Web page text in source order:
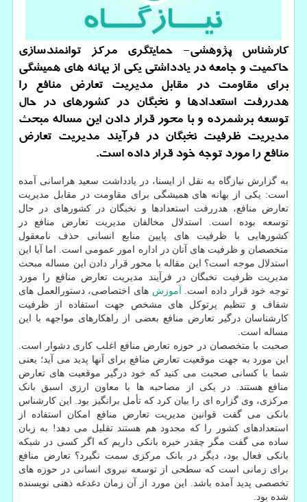
کارشناس پژوهشی- حمایتگری مرکز توانمندسازی
حاکمیت و جامعه در یادداشتی یکی از بهانه های همیشگی
برای مقاومت در مقابل مدیریت تعارض منافع را
هدررفت استعدادها و نخبگان در کشورهای در حال
توسعه برشمرده و با محور قرار دادن این مساله مبحث
مدیریت ظرفیت نخبگان در فرآیند مدیریت تعارض
منافع را مورد توجه خود قرار داده است.
به گزارش نیازگاه به نقل از ایسنا، در یادداشت سعید هراسانی آمده
است: یکی از بهانه های همیشگی برای مقاومت در مقابل مدیریت
تعارض منافع، هدررفت استعدادها و نخبگان در کشورهای در حال
توسعه بوده است. استدلال مخالفان مدیریت تعارض منافع در
کشورهایی با ظرفیت های پایین منابع انسانی حذف نامعقول
متخصصان و ظرفیت های آنان در اداره امور عمومی است. اما آیا این
استدلال موجه است؟ این مقاله با محور قرار دادن این مساله مبحث
مدیریت ظرفیت نخبگان در فرآیند مدیریت تعارض منافع را مورد
توجه خود قرار داده است.
آموزش های اختصاصی، دستورالعمل های
شفاف و تنظیم پرتوکل های مشخص جهت استفاده از ظرفیت
کارشناسان درگیر تعارض منافع بعضی از راهکارهای مواجهه با این
مساله است.
صحبت با متخصصان در حوزه تعارض منافع اغلب کاری دشوار است.
این مورد به جهت موقعیت تعارض منافع برای آنها پدید می آید؛ یعنی
شما با کسانی صحبت می کنید که خود درگیر موقعیت های تعارض
منافع هستند. در یکی از مصاحبه ها با معاون ارزی اسبق بانک
مرکزی، وی گزاره ای را بیان کرد که تأمل برانگیز بود. این کارشناس
بانکی می گفت قوانین مدیریت تعارض منافع امکان استفاده از
استعدادهای کشور را که محدود هم هستند تقلیل می دهد! به زبان
ساده می گفت مگر چقدر خبره بانکی داریم که اگر کسی در شبکه
بانکی فعال بود، دیگر در بانک مرکزی سمت نگیرد؟ تعارض منافع
برای زمانی است که سطحی از توسعه نیروی انسانی در حوزه های
تخصصی پدید آمده باشد. این مورد از آن زمان دغدغه ذهنی نویسنده
شده بود.